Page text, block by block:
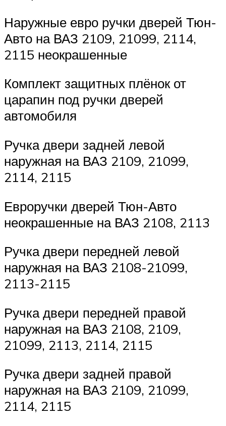
Наружные евро ручки дверей Тюн-
Авто на ВАЗ 2109, 21099, 2114,
2115 неокрашенные
Комплект защитных плёнок от
царапин под ручки дверей
автомобиля
Ручка двери задней левой
наружная на ВАЗ 2109, 21099,
2114, 2115
Евроручки дверей Тюн-Авто
неокрашенные на ВАЗ 2108, 2113
Ручка двери передней левой
наружная на ВАЗ 2108-21099,
2113-2115
Ручка двери передней правой
наружная на ВАЗ 2108, 2109,
21099, 2113, 2114, 2115
Ручка двери задней правой
наружная на ВАЗ 2109, 21099,
2114, 2115